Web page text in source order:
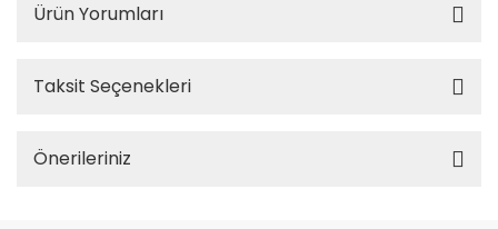
Ürün Yorumları
Taksit Seçenekleri
Önerileriniz